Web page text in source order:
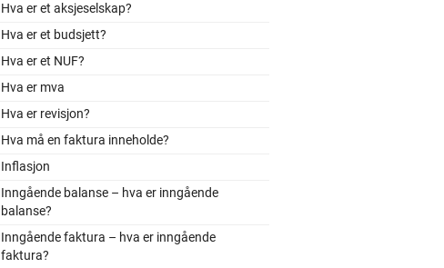
Hva er et aksjeselskap?
Hva er et budsjett?
Hva er et NUF?
Hva er mva
Hva er revisjon?
Hva må en faktura inneholde?
Inflasjon
Inngående balanse – hva er inngående
balanse?
Inngående faktura – hva er inngående
faktura?